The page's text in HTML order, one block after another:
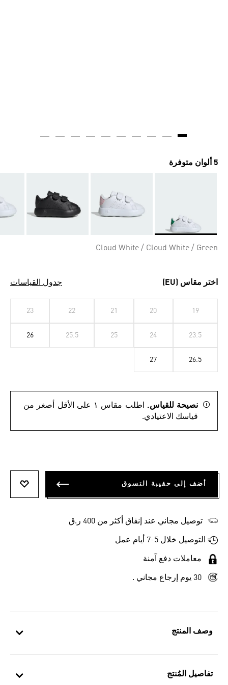
وصف المنتج
تفاصيل المُنتج
5 ألوان متوفرة
Cloud White / Cloud White / Green
اختر مقاس (EU) جدول القياسات
19
20
21
22
23
23.5
24
25
25.5
26
26.5
27
نصيحة للقياس.
اطلب مقاس ١ على الأقل أصغر من
قياسك الاعتيادي.
أضف إلى حقيبة التسوق
توصيل مجاني عند إنفاق أكثر من 400 ر.ق
التوصيل خلال 5-7 أيام عمل
معاملات دفع آمنة